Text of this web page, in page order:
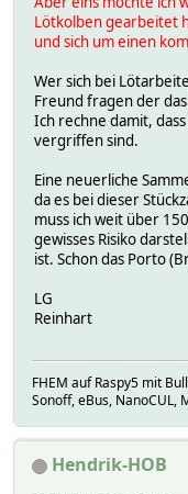
Lötkolben gearbeitet
und sich um einen
Wer sich bei
Freund fragen der
Ich rechne damit,
vergriffen sind.
Eine neuerliche
da es bei dieser
muss ich weit über
gewisses Risiko
ist. Schon das Porto
LG
Reinhart
FHEM auf Raspy5 mit
Sonoff, eBus, NanoCUL,
Hendrik-HOB